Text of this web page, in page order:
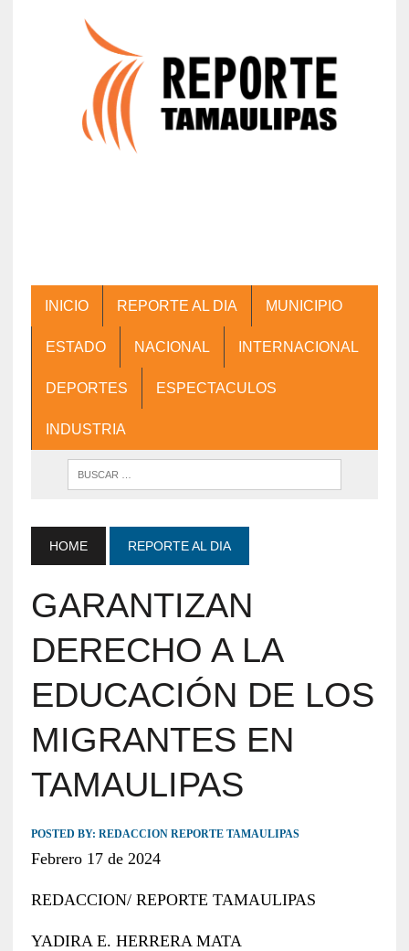
INICIO REPORTE AL DIA MUNICIPIO
ESTADO NACIONAL INTERNACIONAL
DEPORTES ESPECTACULOS
INDUSTRIA
HOME REPORTE AL DIA
GARANTIZAN
DERECHO A LA
EDUCACIÓN DE LOS
MIGRANTES EN
TAMAULIPAS
POSTED BY: REDACCION REPORTE TAMAULIPAS
Febrero 17 de 2024
REDACCION/ REPORTE TAMAULIPAS
YADIRA E. HERRERA MATA